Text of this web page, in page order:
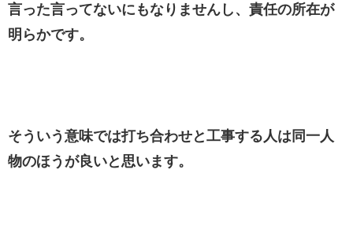
言った言ってないにもなりませんし、責任の所在が
明らかです。
そういう意味では打ち合わせと工事する人は同一人
物のほうが良いと思います。